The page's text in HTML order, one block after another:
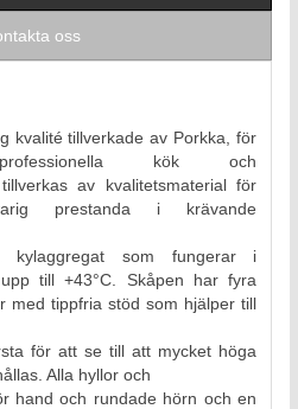
oss
kvalité tillverkade av Porkka, för
kök och
av kvalitetsmaterial för
prestanda i krävande
kylaggregat som fungerar i
till +43°C. Skåpen har fyra
med tippfria stöd som hjälper till
för att se till att mycket höga
Alla hyllor och
hand och rundade hörn och en